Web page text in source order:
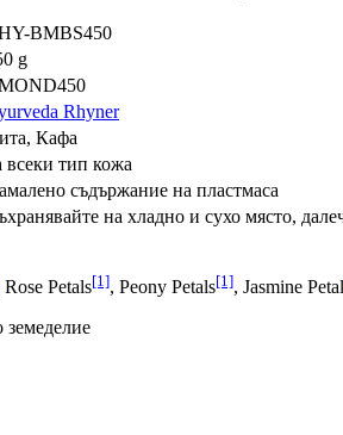
BMBS450
g
Rhyner
Кафа
всеки тип кожа
съдържание на пластмаса
на хладно и сухо място,
Rose Petals[1], Peony Petals[1], Jasmine
земеделие